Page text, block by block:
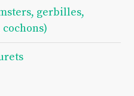
gerbilles,